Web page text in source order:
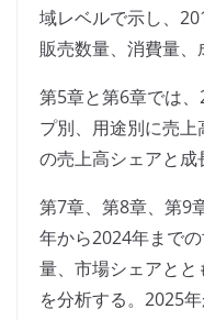
域レベルで示し、
販売数量、消費量、
第5章と第6章では
プ別、用途別に売
の売上高シェアと成
第7章、第8章、第9
年から2024年まで
量、市場シェアとと
を分析する。2025